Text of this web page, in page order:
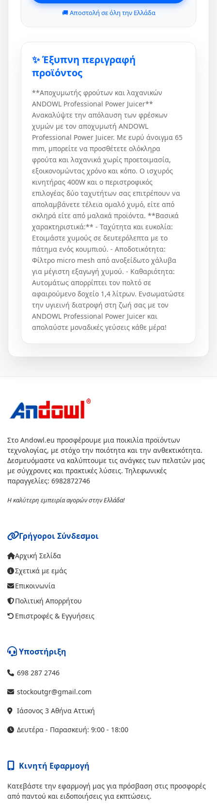
🚚 Αποστολή σε όλη την Ελλάδα
✨ Έξυπνη περιγραφή
προϊόντος
**Αποχυμωτής φρούτων και λαχανικών
ANDOWL Professional Power Juicer**
Ανακαλύψτε την απόλαυση των φρέσκων
χυμών με τον αποχυμωτή ANDOWL
Professional Power Juicer. Με ευρύ άνοιγμα 65
mm, μπορείτε να προσθέτετε ολόκληρα
φρούτα και λαχανικά χωρίς προετοιμασία,
εξοικονομώντας χρόνο και κόπο. Ο ισχυρός
κινητήρας 400W και ο περιστροφικός
επιλογέας δύο ταχυτήτων σας επιτρέπουν να
απολαμβάνετε τέλεια ομαλό χυμό, είτε από
σκληρά είτε από μαλακά προϊόντα. **Βασικά
χαρακτηριστικά:** - Ταχύτητα και ευκολία:
Ετοιμάστε χυμούς σε δευτερόλεπτα με το
πάτημα ενός κουμπιού. - Αποδοτικότητα:
Φίλτρο micro mesh από ανοξείδωτο χάλυβα
για μέγιστη εξαγωγή χυμού. - Καθαριότητα:
Αυτομάτως απορρίπτει τον πολτό σε
αφαιρούμενο δοχείο 1,4 λίτρων. Ενσωματώστε
την υγιεινή διατροφή στη ζωή σας με τον
ANDOWL Professional Power Juicer και
απολαύστε μοναδικές γεύσεις κάθε μέρα!
Στο Andowl.eu προσφέρουμε μια ποικιλία προϊόντων
τεχνολογίας, με στόχο την ποιότητα και την ανθεκτικότητα.
Δεσμευόμαστε να καλύπτουμε τις ανάγκες των πελατών μας
με σύγχρονες και πρακτικές λύσεις. Τηλεφωνικές
παραγγελίες: 6982872746
Η καλύτερη εμπειρία αγορών στην Ελλάδα!
Γρήγοροι Σύνδεσμοι
Αρχική Σελίδα
Σχετικά με εμάς
Επικοινωνία
Πολιτική Απορρήτου
Επιστροφές & Εγγυήσεις
Υποστήριξη
698 287 2746
stockoutgr@gmail.com
Ιάσονος 3 Αθήνα Αττική
Δευτέρα - Παρασκευή: 9:00 - 18:00
Κινητή Εφαρμογή
Κατεβάστε την εφαρμογή μας για πρόσβαση στις προσφορές
από παντού και ειδοποιήσεις για εκπτώσεις.